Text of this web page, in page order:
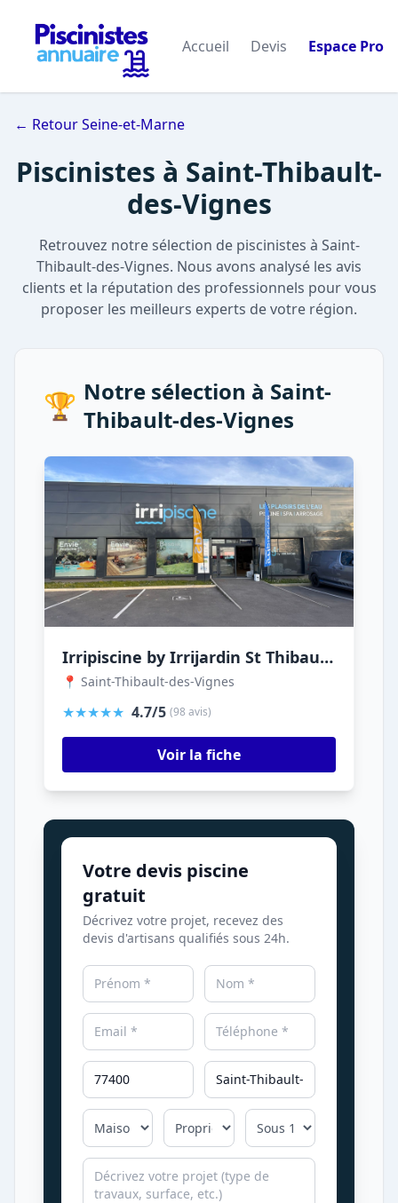
Accueil Devis Espace Pro
← Retour Seine-et-Marne
Piscinistes à Saint-Thibault-
des-Vignes
Retrouvez notre sélection de piscinistes à Saint-
Thibault-des-Vignes. Nous avons analysé les avis
clients et la réputation des professionnels pour vous
proposer les meilleurs experts de votre région.
🏆 Notre sélection à Saint-
Thibault-des-Vignes
Irripiscine by Irrijardin St Thibault des Vignes
📍 Saint-Thibault-des-Vignes
★★★★★ 4.7/5 (98 avis)
Voir la fiche
Votre devis piscine
gratuit
Décrivez votre projet, recevez des
devis d'artisans qualifiés sous 24h.